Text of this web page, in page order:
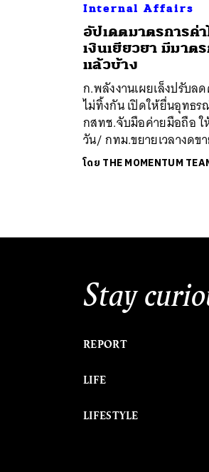
Internal Affairs
อัปเดตมาตรการค่
เงินเยียวยา มีมาต
แล้วบ้าง
ก.พลังงานเผยเล็งปรับล
ไม่ทิ้งกัน เปิดให้ยื่นอุทธร
กสทช.จับมือค่ายมือถือ ใ
วัน/ กทม.ขยายเวลางดข
โดย THE MOMENTUM
Stay
REPORT
LIFE
LIFESTYLE